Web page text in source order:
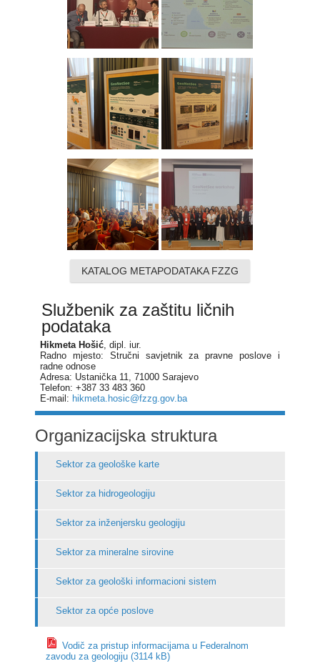
KATALOG METAPODATAKA FZZG
Službenik za zaštitu ličnih
podataka
Hikmeta Hošić, dipl. iur.
Radno mjesto: Stručni savjetnik za pravne poslove i
radne odnose
Adresa: Ustanička 11, 71000 Sarajevo
Telefon: +387 33 483 360
E-mail: hikmeta.hosic@fzzg.gov.ba
Organizacijska struktura
Sektor za geološke karte
Sektor za hidrogeologiju
Sektor za inženjersku geologiju
Sektor za mineralne sirovine
Sektor za geološki informacioni sistem
Sektor za opće poslove
Vodič za pristup informacijama u Federalnom
zavodu za geologiju (3114 kB)